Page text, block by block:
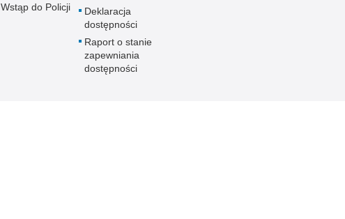
Wstąp do Policji
Deklaracja
dostępności
Raport o stanie
zapewniania
dostępności